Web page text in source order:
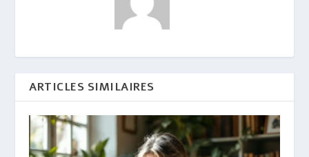
ARTICLES SIMILAIRES